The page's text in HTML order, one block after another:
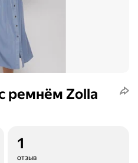
ремнём Zolla
1
отзыв